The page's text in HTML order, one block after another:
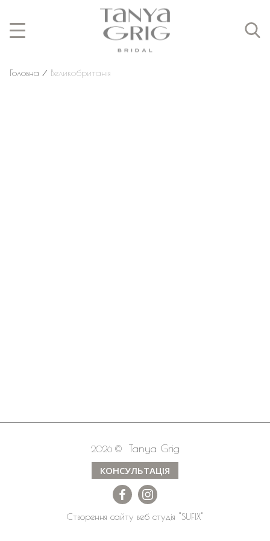
Головна ⁄ Великобританія
2026 © Tanya Grig
КОНСУЛЬТАЦІЯ
Створення сайту веб студія "SUFIX"